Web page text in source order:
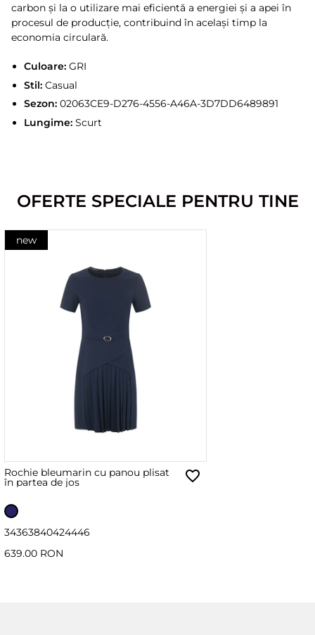
carbon și la o utilizare mai eficientă a energiei și a apei în
procesul de producție, contribuind în același timp la
economia circulară.
Culoare:GRI
Stil:Casual
Sezon:02063CE9-D276-4556-A46A-3D7DD6489891
Lungime:Scurt
OFERTE SPECIALE PENTRU TINE
new
Rochie bleumarin cu panou plisat
în partea de jos
34363840424446
639.00 RON